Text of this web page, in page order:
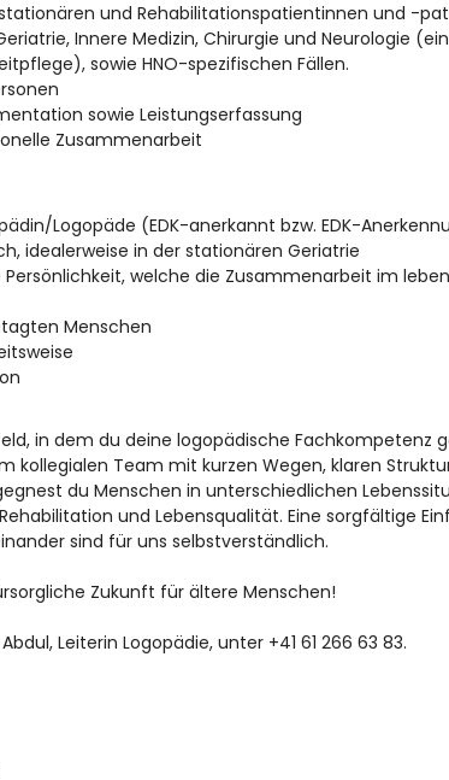
und Rehabilitationspatientinnen und -
Innere Medizin, Chirurgie und Neurologie
sowie HNO-spezifischen Fällen.
sowie Leistungserfassung
Zusammenarbeit
Logopäde (EDK-anerkannt bzw. EDK-
idealerweise in der stationären Geriatrie
welche die Zusammenarbeit im
Menschen
in dem du deine logopädische Fachkompetenz
kollegialen Team mit kurzen Wegen, klaren
du Menschen in unterschiedlichen
und Lebensqualität. Eine sorgfältige
sind für uns selbstverständlich.
Zukunft für ältere Menschen!
Leiterin Logopädie, unter +41 61 266 63 83.